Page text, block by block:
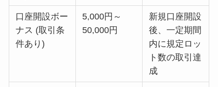
口座開設ボー
ナス (取引条
件あり)
5,000円～
50,000円
新規口座開設
後、一定期間
内に規定ロッ
ト数の取引達
成